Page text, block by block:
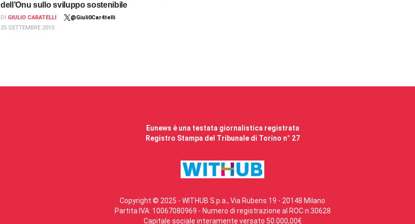
dell’Onu sullo sviluppo sostenibile
DI GIULIO CARATELLI
@Giuli0Car4telli
25 SETTEMBRE 2015
Eunews è una testata giornalistica registrata
Registro Stampa del Tribunale di Torino n° 27
Copyright © 2025 - WITHUB S.p.a., Via Rubens 19 - 20148 Milano
Partita IVA: 10067080969 - Numero di registrazione al ROC n.30628
Capitale sociale interamente versato 50.000,00€